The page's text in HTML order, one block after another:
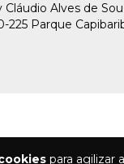
para agilizar
Cláudio Alves de
225 Parque